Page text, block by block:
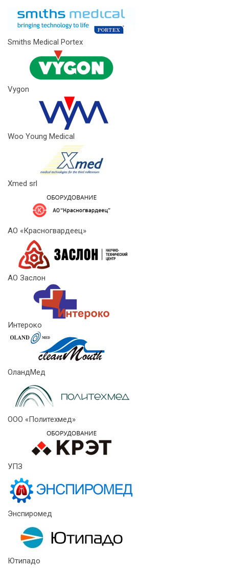
Smiths Medical Portex
Vygon
Woo Young Medical
Xmed srl
АО «Красногвардеец»
АО Заслон
Интероко
ОландМед
ООО «Политехмед»
УПЗ
Энспиромед
Ютипадо